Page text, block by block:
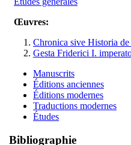
Œuvres:
Chronica sive Historia
Gesta Friderici I.
Manuscrits
Éditions anciennes
Éditions modernes
Traductions modernes
Études
Bibliographie